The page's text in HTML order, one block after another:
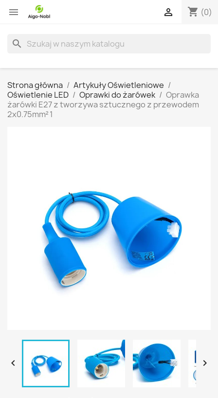
 shopping_cart (0)

search
Strona główna
Artykuły Oświetleniowe
Oświetlenie LED
Oprawki do żarówek
Oprawka
żarówki E27 z tworzywa sztucznego z przewodem
2x0.75mm² 1
 